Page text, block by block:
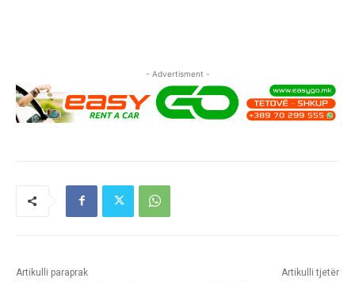
- Advertisment -
Artikulli paraprak Artikulli tjetër